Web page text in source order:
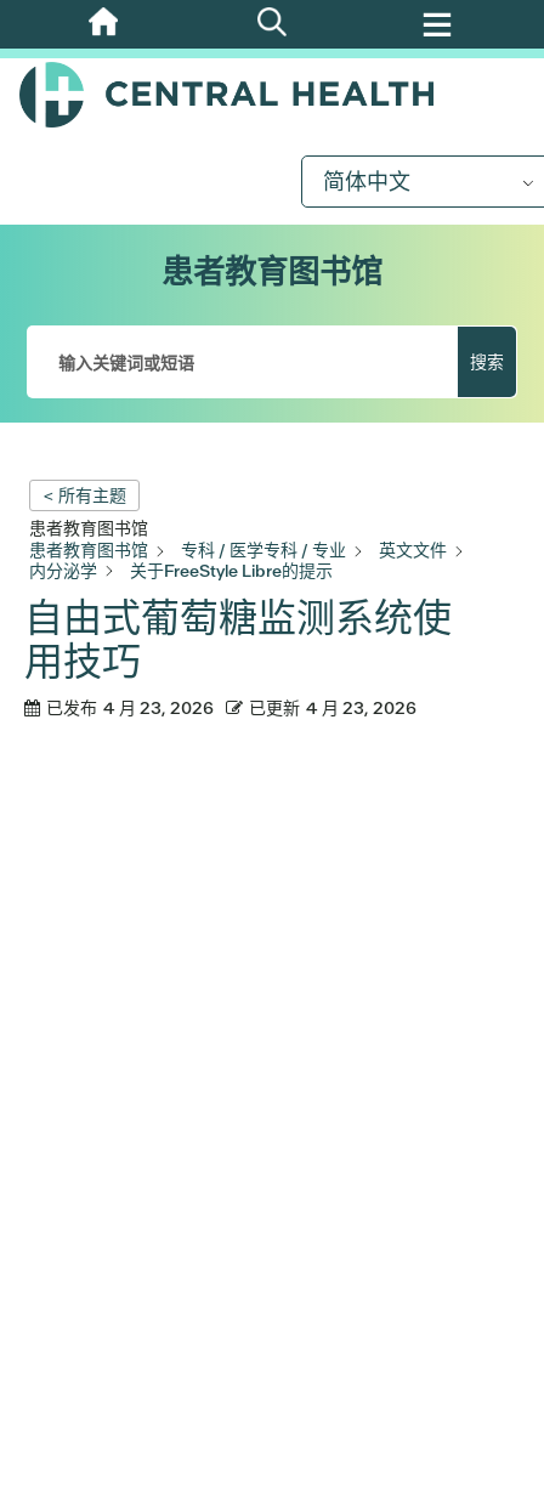
跳
至
主
简体中文
患者教育图书馆
搜索
< 所有主题
患者教育图书馆
患者教育图书馆
专科 / 医学专科 / 专业
英文文件
内分泌学
关于FreeStyle Libre的提示
自由式葡萄糖监测系统使
用技巧
已发布 4 月 23, 2026 已更新 4 月 23, 2026